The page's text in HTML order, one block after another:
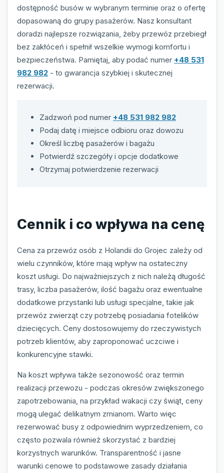
dostępność busów w wybranym terminie oraz o ofertę
dopasowaną do grupy pasażerów. Nasz konsultant
doradzi najlepsze rozwiązania, żeby przewóz przebiegł
bez zakłóceń i spełnił wszelkie wymogi komfortu i
bezpieczeństwa. Pamiętaj, aby podać numer +48 531
982 982 - to gwarancja szybkiej i skutecznej
rezerwacji.
Zadzwoń pod numer +48 531 982 982
Podaj datę i miejsce odbioru oraz dowozu
Określ liczbę pasażerów i bagażu
Potwierdź szczegóły i opcje dodatkowe
Otrzymaj potwierdzenie rezerwacji
Cennik i co wpływa na cenę
Cena za przewóz osób z Holandii do Grojec zależy od
wielu czynników, które mają wpływ na ostateczny
koszt usługi. Do najważniejszych z nich należą długość
trasy, liczba pasażerów, ilość bagażu oraz ewentualne
dodatkowe przystanki lub usługi specjalne, takie jak
przewóz zwierząt czy potrzebę posiadania fotelików
dziecięcych. Ceny dostosowujemy do rzeczywistych
potrzeb klientów, aby zaproponować uczciwe i
konkurencyjne stawki.
Na koszt wpływa także sezonowość oraz termin
realizacji przewozu - podczas okresów zwiększonego
zapotrzebowania, na przykład wakacji czy świąt, ceny
mogą ulegać delikatnym zmianom. Warto więc
rezerwować busy z odpowiednim wyprzedzeniem, co
często pozwala również skorzystać z bardziej
korzystnych warunków. Transparentność i jasne
warunki cenowe to podstawowe zasady działania